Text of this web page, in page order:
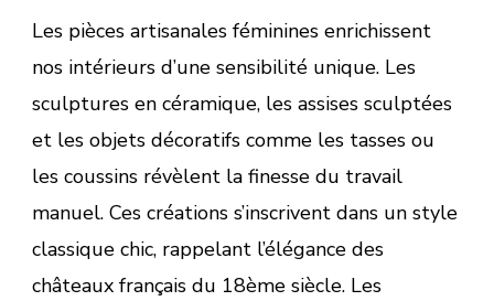
Les pièces artisanales féminines enrichissent
nos intérieurs d’une sensibilité unique. Les
sculptures en céramique, les assises sculptées
et les objets décoratifs comme les tasses ou
les coussins révèlent la finesse du travail
manuel. Ces créations s’inscrivent dans un style
classique chic, rappelant l’élégance des
châteaux français du 18ème siècle. Les